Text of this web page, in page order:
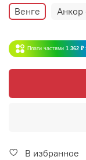
Венге Анкор
Плати частями 1 362 ₽
В избранное